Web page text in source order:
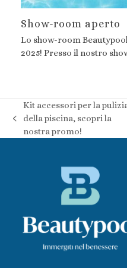
Show-room aperto
Lo show-room
2025! Presso il nostro
post
precedente:
Kit accessori per la
della piscina, scopri la
nostra promo!